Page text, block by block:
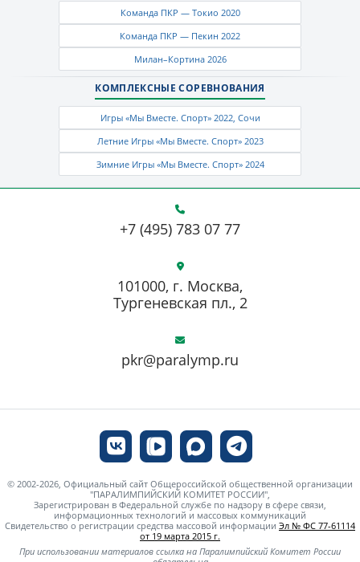
Команда ПКР — Токио 2020
Команда ПКР — Пекин 2022
Милан–Кортина 2026
КОМПЛЕКСНЫЕ СОРЕВНОВАНИЯ
Игры «Мы Вместе. Спорт» 2022, Сочи
Летние Игры «Мы Вместе. Спорт» 2023
Зимние Игры «Мы Вместе. Спорт» 2024
+7 (495) 783 07 77
pkr@paralymp.ru
101000, г. Москва,
Тургеневская пл., 2
© 2002-2026, Официальный сайт Общероссийской общественной организации
"ПАРАЛИМПИЙСКИЙ КОМИТЕТ РОССИИ",
Зарегистрирован в Федеральной службе по надзору в сфере связи,
информационных технологий и массовых коммуникаций
Свидетельство о регистрации средства массовой информации Эл № ФС 77-61114
от 19 марта 2015 г.
При использовании материалов ссылка на Паралимпийский Комитет России